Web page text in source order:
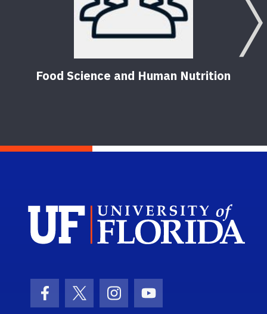
Food Science and Human Nutrition
Facebook Icon
Twitter IconInstagram Icon
Youtube Icon